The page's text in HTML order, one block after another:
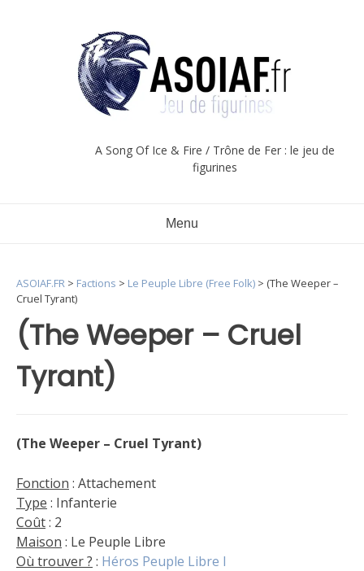
A Song Of Ice & Fire / Trône de Fer : le jeu de
figurines
Menu
(The Weeper – Cruel
Tyrant)
ASOIAF.FR > Factions > Le Peuple Libre (Free Folk) > (The Weeper –
Cruel Tyrant)
(The Weeper – Cruel Tyrant)
Fonction : Attachement
Type : Infanterie
Coût: 2
Maison : Le Peuple Libre
Où trouver ? : Héros Peuple Libre I